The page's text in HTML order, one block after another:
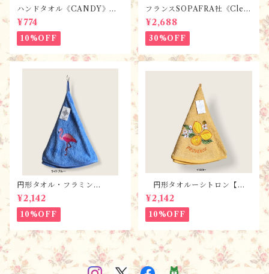
ハンドタオル《CANDY》ラ
ベンダー【全7色】 / フラン
スTisssus-Toselli社 フラン
スのお土産／プロヴァンス
¥774
10%OFF
フランスSOPAFRA社《Clem
entine Creation》 フレンチ
レトロ・シャビーなカトラリ
ーボックス
¥2,688
30%OFF
円形タオル・フラミン
ゴ ・ 全2色 / フランスT
isssus-Toselli社 フランス
のお土産
¥2,142
10%OFF
円形タオルーシトロン【全
３色】 / フランスTisssus-
¥2,142
10%OFF